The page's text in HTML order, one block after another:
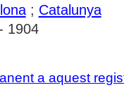
; Catalunya
1904
a aquest